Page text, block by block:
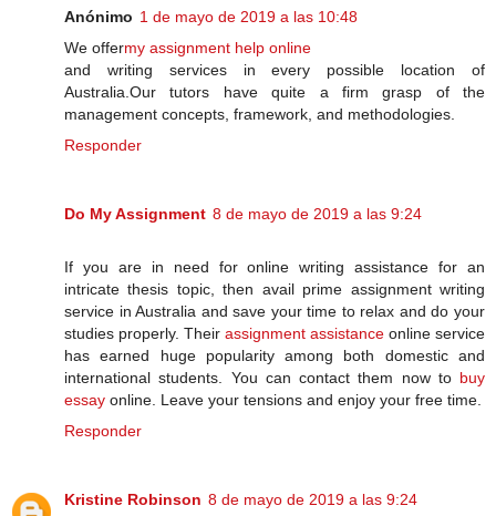
Anónimo 1 de mayo de 2019 a las 10:48
We offermy assignment help online
and writing services in every possible location of
Australia.Our tutors have quite a firm grasp of the
management concepts, framework, and methodologies.
Responder
Do My Assignment 8 de mayo de 2019 a las 9:24
If you are in need for online writing assistance for an
intricate thesis topic, then avail prime assignment writing
service in Australia and save your time to relax and do your
studies properly. Their assignment assistance online service
has earned huge popularity among both domestic and
international students. You can contact them now to buy
essay online. Leave your tensions and enjoy your free time.
Responder
Kristine Robinson 8 de mayo de 2019 a las 9:24